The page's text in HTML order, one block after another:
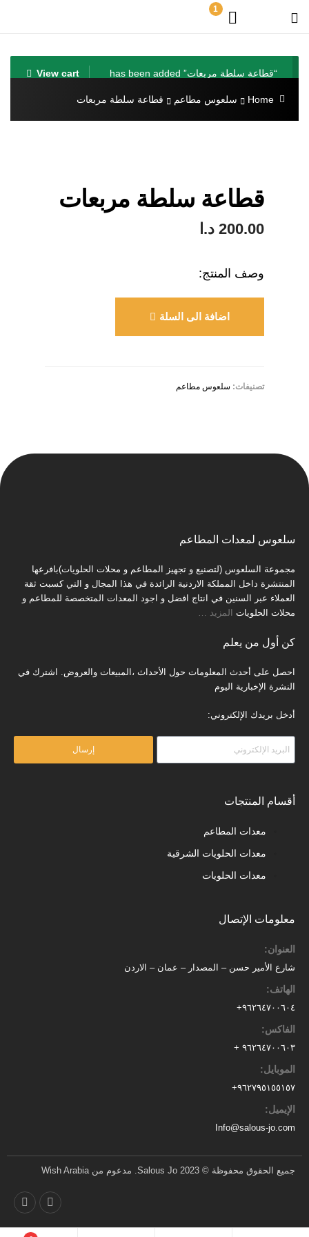
1
View cart
“قطاعة سلطة مربعات” has been added
Home
سلعوس مطاعم قطاعة سلطة مربعات
قطاعة سلطة مربعات
200.00 د.ا
وصف المنتج:
اضافة الى السلة
تصنيفات: سلعوس مطاعم
سلعوس لمعدات المطاعم
مجموعة السلعوس (لتصنيع و تجهيز المطاعم و محلات الحلويات)بافرعها
المنتشرة داخل المملكة الاردنية الرائدة في هذا المجال و التي كسبت ثقة
العملاء عبر السنين في انتاج افضل و اجود المعدات المتخصصة للمطاعم و
محلات الحلويات المزيد
كن أول من يعلم
احصل على أحدث المعلومات حول الأحداث ،المبيعات والعروض. اشترك في
النشرة الإخبارية اليوم
أدخل بريدك الإلكتروني:
إرسال
أقسام المنتجات
معدات المطاعم
معدات الحلويات الشرقية
معدات الحلويات
معلومات الإتصال
العنوان:
شارع الأمير حسن – المصدار – عمان – الاردن
الهاتف:
٩٦٢٦٤٧٠٠٦٠٤+
الفاكس:
٩٦٢٦٤٧٠٠٦٠٣ +
الموبايل:
٩٦٢٧٩٥١٥٥١٥٧+
الإيميل:
Info@salous-jo.com
جميع الحقوق محفوظة © 2023 Salous Jo. مدعوم من Wish Arabia